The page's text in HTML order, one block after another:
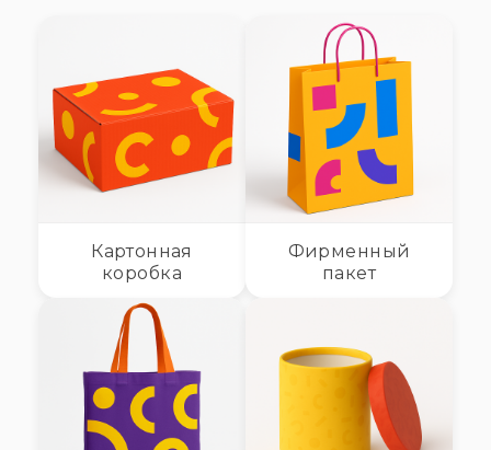
Картонная
коробка
Фирменный
пакет